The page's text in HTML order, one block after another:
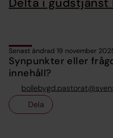
Senast ändrad 19 november
Synpunkter eller
innehåll?
Dela